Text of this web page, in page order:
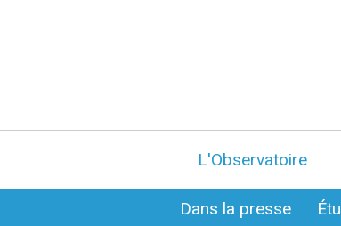
L'Observatoire
Dans la presse